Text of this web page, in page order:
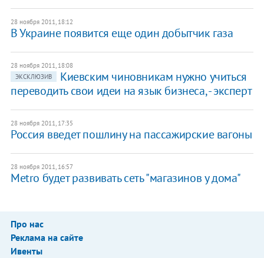
28 ноября 2011, 18:12
В Украине появится еще один добытчик газа
28 ноября 2011, 18:08
ЭКСКЛЮЗИВ
​Киевским чиновникам нужно учиться
переводить свои идеи на язык бизнеса, - эксперт
28 ноября 2011, 17:35
Россия введет пошлину на пассажирские вагоны
28 ноября 2011, 16:57
Metro будет развивать сеть "магазинов у дома"
Про нас
Реклама на сайте
Ивенты